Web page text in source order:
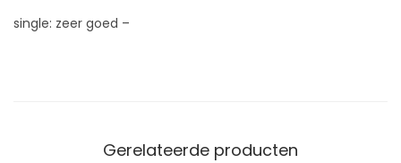
single: zeer goed –
Gerelateerde producten